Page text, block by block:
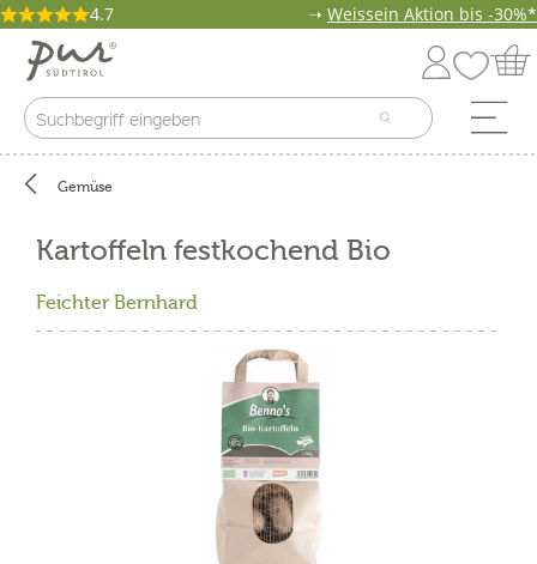
4.7 ➝ Weissein Aktion bis -30%*
Gemüse
Kartoffeln festkochend Bio
Feichter Bernhard